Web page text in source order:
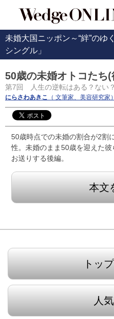
未婚大国ニッポン～“絆”のゆ
シングル」
50歳の未婚オトコたち(
第7回 人生の逆転はある？ない？
にらさわあきこ （ 文筆家、美容研究家）
50歳時点での未婚の割合が2割
性。未婚のまま50歳を迎えた
お送りする後編。
本文
トッ
人